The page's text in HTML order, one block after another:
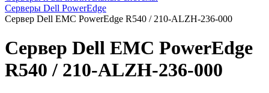
Серверы Dell PowerEdge
Сервер Dell EMC PowerEdge R540 / 210-ALZH-236-000
Сервер Dell EMC PowerEdge
R540 / 210-ALZH-236-000